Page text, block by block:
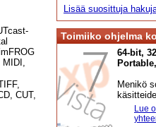
MIDI,
CUT,
Lisää suosittuja
Toimiiko ohjelma
64-bit,
Menikö
Lue